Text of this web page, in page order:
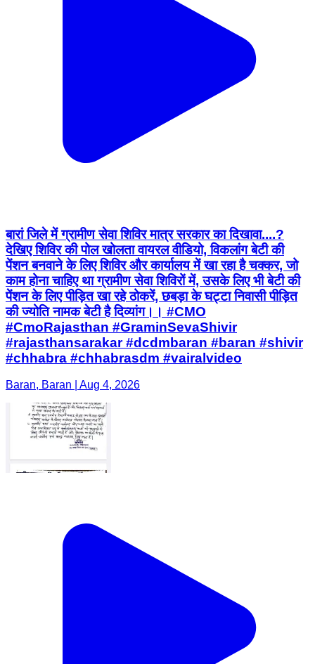
बारां जिले में ग्रामीण सेवा शिविर मात्र सरकार का दिखावा....?
देखिए शिविर की पोल खोलता वायरल वीडियो, विकलांग बेटी की
पेंशन बनवाने के लिए शिविर और कार्यालय में खा रहा है चक्कर, जो
काम होना चाहिए था ग्रामीण सेवा शिविरों में, उसके लिए भी बेटी की
पेंशन के लिए पीड़ित खा रहे ठोकरें, छबड़ा के घट्टा निवासी पीड़ित
की ज्योति नामक बेटी है दिव्यांग।। #CMO
#CmoRajasthan #GraminSevaShivir
#rajasthansarakar #dcdmbaran #baran #shivir
#chhabra #chhabrasdm #vairalvideo
Baran, Baran | Aug 4, 2026